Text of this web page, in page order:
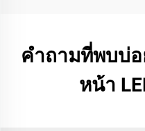
คำถามที่พบบ่อ
หน้า